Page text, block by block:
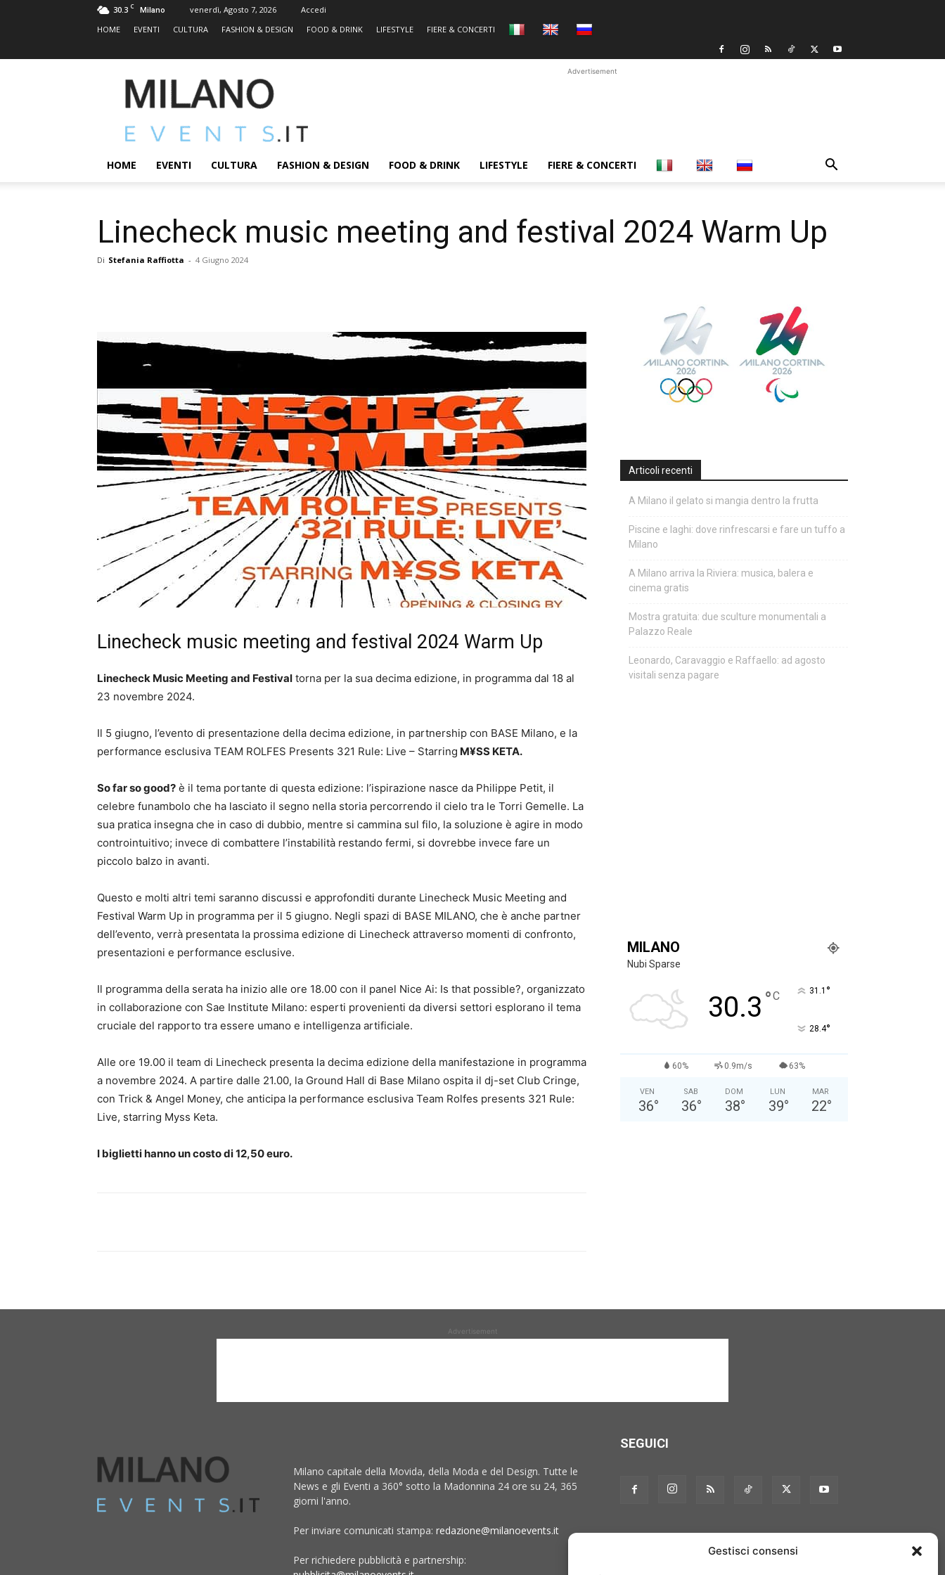
Gestisci consensi
30.3 C Milano venerdì, Agosto 7, 2026
Accedi
HOME
EVENTI CULTURA FASHION & DESIGN FOOD & DRINK LIFESTYLE FIERE & CONCERTI
MILANOEVENTS.IT
|
2.0
ed
Eventi
Advertisement
HOME EVENTI CULTURA FASHION & DESIGN FOOD & DRINK LIFESTYLE FIERE & CONCERTI
Linecheck music meeting and festival 2024 Warm Up
Di Stefania Raffiotta - 4 Giugno 2024
Linecheck music meeting and festival 2024 Warm Up
Linecheck Music Meeting and Festival torna per la sua decima edizione, in programma dal 18 al
23 novembre 2024.
Il 5 giugno, l’evento di presentazione della decima edizione, in partnership con BASE Milano, e la
performance esclusiva TEAM ROLFES Presents 321 Rule: Live – Starring M¥SS KETA.
So far so good? è il tema portante di questa edizione: l’ispirazione nasce da Philippe Petit, il
celebre funambolo che ha lasciato il segno nella storia percorrendo il cielo tra le Torri Gemelle. La
sua pratica insegna che in caso di dubbio, mentre si cammina sul filo, la soluzione è agire in modo
controintuitivo; invece di combattere l’instabilità restando fermi, si dovrebbe invece fare un
piccolo balzo in avanti.
Questo e molti altri temi saranno discussi e approfonditi durante Linecheck Music Meeting and
Festival Warm Up in programma per il 5 giugno. Negli spazi di BASE MILANO, che è anche partner
dell’evento, verrà presentata la prossima edizione di Linecheck attraverso momenti di confronto,
presentazioni e performance esclusive.
Il programma della serata ha inizio alle ore 18.00 con il panel Nice Ai: Is that possible?, organizzato
in collaborazione con Sae Institute Milano: esperti provenienti da diversi settori esplorano il tema
cruciale del rapporto tra essere umano e intelligenza artificiale.
Alle ore 19.00 il team di Linecheck presenta la decima edizione della manifestazione in programma
a novembre 2024. A partire dalle 21.00, la Ground Hall di Base Milano ospita il dj-set Club Cringe,
con Trick & Angel Money, che anticipa la performance esclusiva Team Rolfes presents 321 Rule:
Live, starring Myss Keta.
I biglietti hanno un costo di 12,50 euro.
Articoli recenti
A Milano il gelato si mangia dentro la frutta
Piscine e laghi: dove rinfrescarsi e fare un tuffo a
Milano
A Milano arriva la Riviera: musica, balera e
cinema gratis
Mostra gratuita: due sculture monumentali a
Palazzo Reale
Leonardo, Caravaggio e Raffaello: ad agosto
visitali senza pagare
MILANO
Nubi Sparse
30.3 °C 31.1 °
28.4°
60% 0.9m/s 63%
VEN
36°
SAB
36°
DOM
38°
LUN
39°
MAR
22°
Advertisement
Milano capitale della Movida, della Moda e del Design. Tutte le
News e gli Eventi a 360° sotto la Madonnina 24 ore su 24, 365
giorni l'anno.
Per inviare comunicati stampa: redazione@milanoevents.it
Per richiedere pubblicità e partnership:
SEGUICI